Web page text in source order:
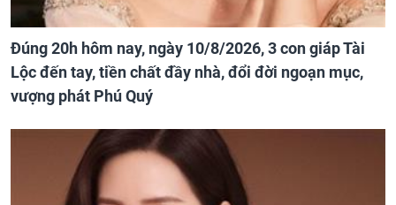
Đúng 20h hôm nay, ngày 10/8/2026, 3 con giáp Tài
Lộc đến tay, tiền chất đầy nhà, đổi đời ngoạn mục,
vượng phát Phú Quý